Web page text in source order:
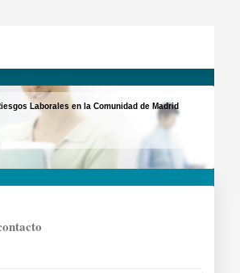
Laborales en la Comunidad de Madrid